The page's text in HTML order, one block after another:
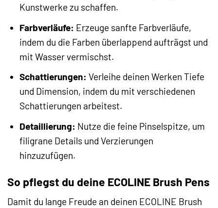
Kunstwerke zu schaffen.
Farbverläufe: Erzeuge sanfte Farbverläufe,
indem du die Farben überlappend aufträgst und
mit Wasser vermischst.
Schattierungen: Verleihe deinen Werken Tiefe
und Dimension, indem du mit verschiedenen
Schattierungen arbeitest.
Detaillierung: Nutze die feine Pinselspitze, um
filigrane Details und Verzierungen
hinzuzufügen.
So pflegst du deine ECOLINE Brush Pens
Damit du lange Freude an deinen ECOLINE Brush